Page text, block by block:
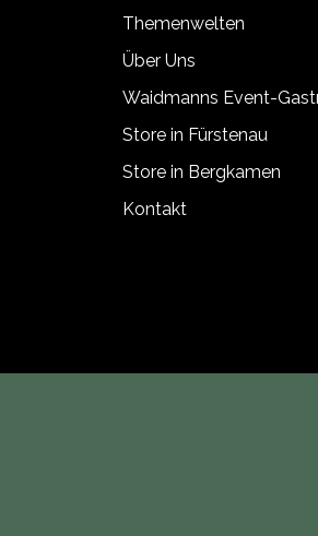
Themenwelten
Über Uns
Waidmanns Event-
Store in Fürstenau
Store in Bergkamen
Kontakt